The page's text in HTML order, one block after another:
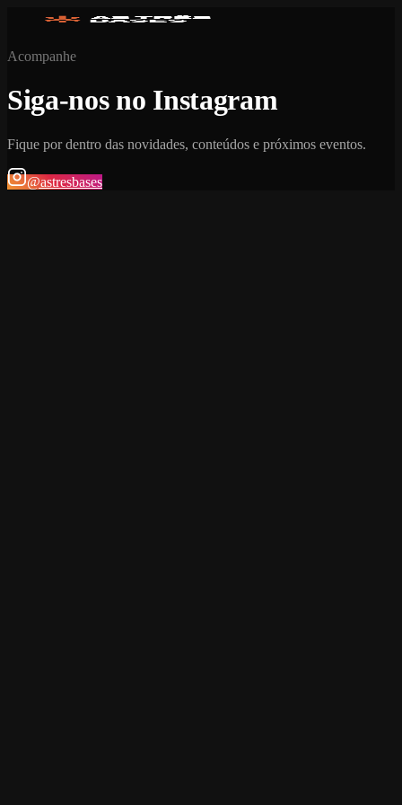
Acompanhe
Siga-nos no Instagram
Fique por dentro das novidades, conteúdos e próximos eventos.
@astresbases